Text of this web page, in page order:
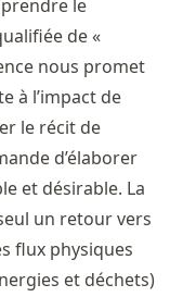
le
de «
nous promet
à l’impact de
le récit de
d’élaborer
et désirable. La
un retour vers
flux physiques
et déchets)